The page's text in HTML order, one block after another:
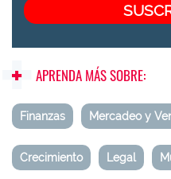
APRENDA MÁS SOBRE:
Finanzas Mercadeo y
Crecimiento Legal